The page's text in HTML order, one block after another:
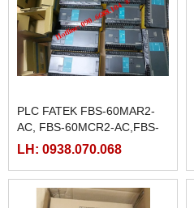
PLC FATEK FBS-60MAR2-
AC, FBS-60MCR2-AC,FBS-
60MAT2-AC, FBS-60MCT2-
LH: 0938.070.068